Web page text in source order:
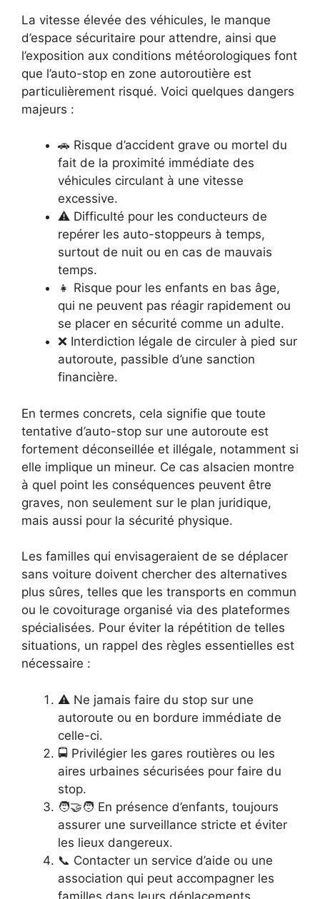
La vitesse élevée des véhicules, le manque
d’espace sécuritaire pour attendre, ainsi que
l’exposition aux conditions météorologiques font
que l’auto-stop en zone autoroutière est
particulièrement risqué. Voici quelques dangers
majeurs :
🚗 Risque d’accident grave ou mortel du
fait de la proximité immédiate des
véhicules circulant à une vitesse
excessive.
⚠️ Difficulté pour les conducteurs de
repérer les auto-stoppeurs à temps,
surtout de nuit ou en cas de mauvais
temps.
👧 Risque pour les enfants en bas âge,
qui ne peuvent pas réagir rapidement ou
se placer en sécurité comme un adulte.
❌ Interdiction légale de circuler à pied sur
autoroute, passible d’une sanction
financière.
En termes concrets, cela signifie que toute
tentative d’auto-stop sur une autoroute est
fortement déconseillée et illégale, notamment si
elle implique un mineur. Ce cas alsacien montre
à quel point les conséquences peuvent être
graves, non seulement sur le plan juridique,
mais aussi pour la sécurité physique.
Les familles qui envisageraient de se déplacer
sans voiture doivent chercher des alternatives
plus sûres, telles que les transports en commun
ou le covoiturage organisé via des plateformes
spécialisées. Pour éviter la répétition de telles
situations, un rappel des règles essentielles est
nécessaire :
⚠️ Ne jamais faire du stop sur une
autoroute ou en bordure immédiate de
celle-ci.
🚍 Privilégier les gares routières ou les
aires urbaines sécurisées pour faire du
stop.
🧑‍🤝‍🧑 En présence d’enfants, toujours
assurer une surveillance stricte et éviter
les lieux dangereux.
📞 Contacter un service d’aide ou une
association qui peut accompagner les
familles dans leurs déplacements.